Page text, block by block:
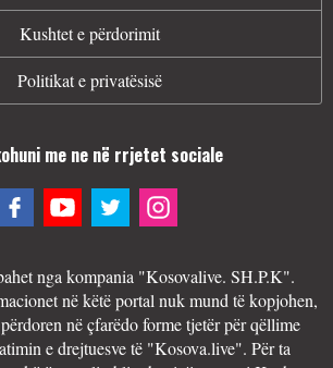
Kushtet e përdorimit
Politikat e privatësisë
me ne në rrjetet sociale
nga kompania "Kosovalive. SH.P.K".
në këtë portal nuk mund të kopjohen,
në çfarëdo forme tjetër për qëllime
e drejtuesve të "Kosova.live". Për ta